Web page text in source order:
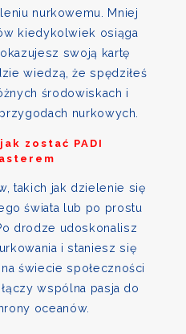
nurkowemu. Mniej
kiedykolwiek osiąga
swoją kartę
wiedzą, że spędziłeś
środowiskach i
nurkowych.
zostać PADI
takich jak dzielenie się
świata lub po prostu
drodze udoskonalisz
i staniesz się
świecie społeczności
wspólna pasja do
oceanów.